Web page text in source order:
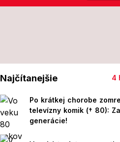
Najčítanejšie 4
Po krátkej chorobe
televízny komik († 80):
generácie!